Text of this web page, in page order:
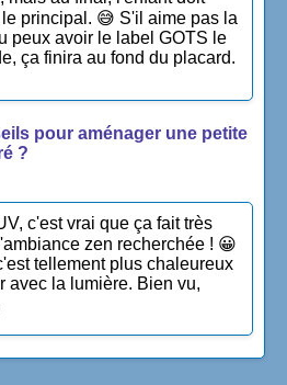
principal. 😅 S'il aime pas la
peux avoir le label GOTS le
ça finira au fond du placard.
pour aménager une petite
?
c'est vrai que ça fait très
zen recherchée ! 😀
tellement plus chaleureux
avec la lumière. Bien vu,